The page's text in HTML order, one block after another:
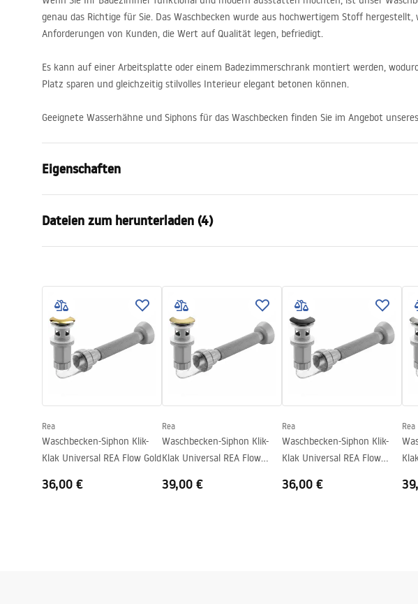
genau das Richtige für Sie. Das Waschbecken wurde aus hochwertigem Stoff hergestellt,
Anforderungen von Kunden, die Wert auf Qualität legen, befriedigt.
Es kann auf einer Arbeitsplatte oder einem Badezimmerschrank montiert werden,
Platz sparen und gleichzeitig stilvolles Interieur elegant betonen können.
Geeignete Wasserhähne und Siphons für das Waschbecken finden Sie im Angebot
Eigenschaften
Material
Farbe
Steinoptik
Breite
mm
Höhe
120
mm
Tiefe
Armaturloch
Ja
Überlauf Loch
Nicht
Dateien zum herunterladen (4)
UMYWALKA SOFIA MINI AIAX SHINY
- NABLATOWA.pdf
Deklaracja Właściwości
Użytkowych
Garantiebedingungen
Warranty_Terms_and_Conditions_
Rea
Waschbecken-Siphon Klik-
Klak Universal REA Flow Gold
36,00 €
Rea
Waschbecken-Siphon Klik-
Klak Universal REA Flow
39,00 €
Rea
Waschbecken-Siphon Klik-
Klak Universal REA Flow
36,00 €
Rea